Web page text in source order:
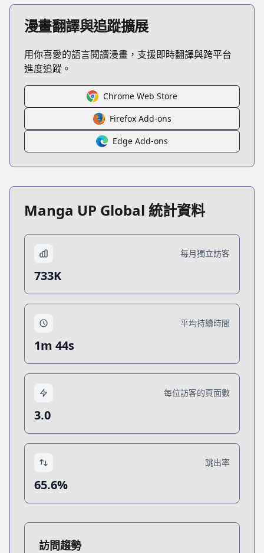
漫畫翻譯與追蹤擴展
用你喜愛的語言閱讀漫畫，支援即時翻譯與跨平台
進度追蹤。
Chrome Web Store
Firefox Add-ons
Edge Add-ons
Manga UP Global 統計資料
每月獨立訪客
733K
平均持續時間
1m 44s
每位訪客的頁面數
3.0
跳出率
65.6%
訪問趨勢